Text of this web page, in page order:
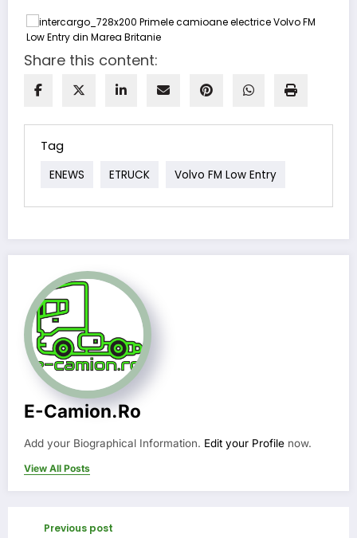
Share this content:
Tag
ENEWS ETRUCK Volvo FM Low Entry
E-Camion.ro
Add your Biographical Information. Edit your Profile now.
View All Posts
Previous post